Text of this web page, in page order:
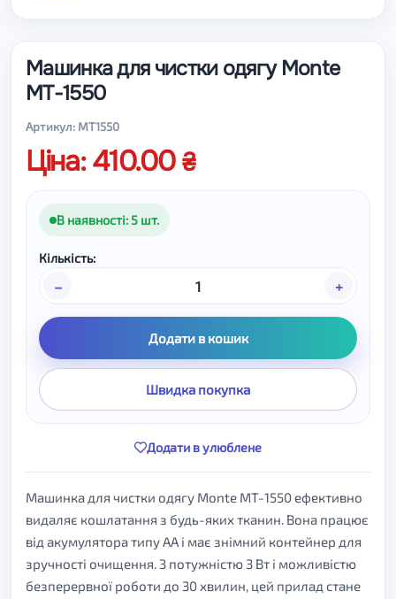
Машинка для чистки одягу Monte
MT-1550
Артикул: MT1550
Ціна: 410.00
В наявності: 5 шт.
Кількість:
– +
Додати в кошик
Швидка покупка
Додати в улюблене
Машинка для чистки одягу Monte MT-1550 ефективно
видаляє кошлатання з будь-яких тканин. Вона працює
від акумулятора типу АА і має знімний контейнер для
зручності очищення. З потужністю 3 Вт і можливістю
безперервної роботи до 30 хвилин, цей прилад стане